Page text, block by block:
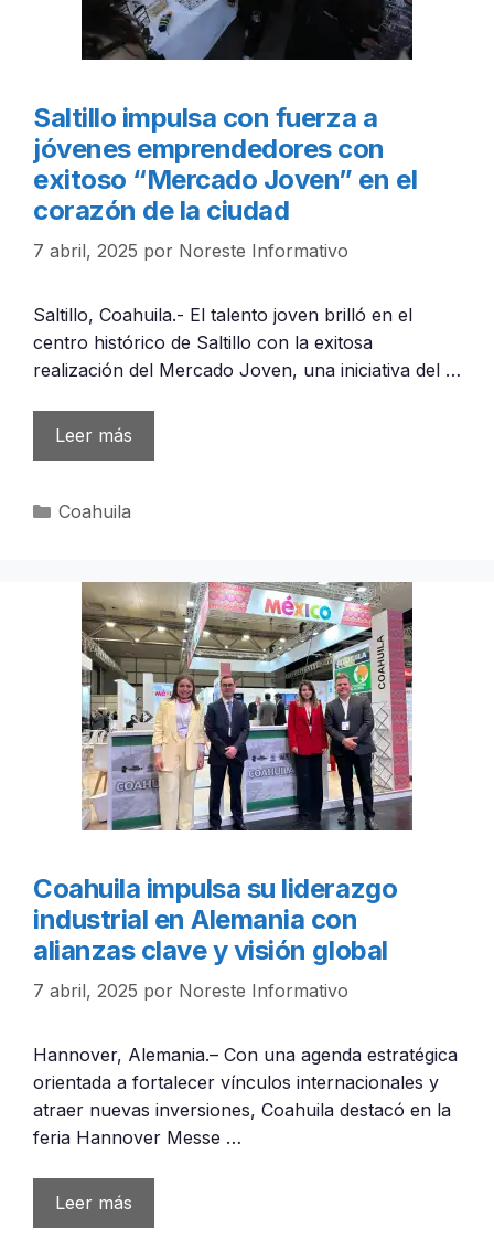
Saltillo impulsa con fuerza a
jóvenes emprendedores con
exitoso “Mercado Joven” en el
corazón de la ciudad
7 abril, 2025 por Noreste Informativo
Saltillo, Coahuila.- El talento joven brilló en el
centro histórico de Saltillo con la exitosa
realización del Mercado Joven, una iniciativa del …
Leer más
Categorías
Coahuila
Coahuila impulsa su liderazgo
industrial en Alemania con
alianzas clave y visión global
7 abril, 2025 por Noreste Informativo
Hannover, Alemania.– Con una agenda estratégica
orientada a fortalecer vínculos internacionales y
atraer nuevas inversiones, Coahuila destacó en la
feria Hannover Messe …
Leer más